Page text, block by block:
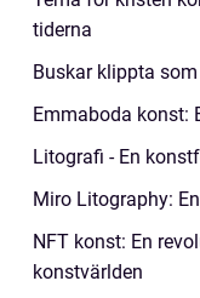
tiderna
Buskar klippta
Emmaboda konst:
Litografi - En
Miro Litography:
NFT konst: En
konstvärlden